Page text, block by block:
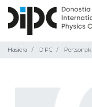
Hasiera DIPC Pertsonak